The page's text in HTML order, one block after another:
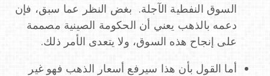
السوق النفطية الآجلة. بغض النظر عما سبق، فإن
دعمه بالذهب يعني أن الحكومة الصينية مصممة
على إنجاح هذه السوق، ولا يتعدى الأمر ذلك.
أما القول بأن هذا سيرفع أسعار الذهب فهو غير